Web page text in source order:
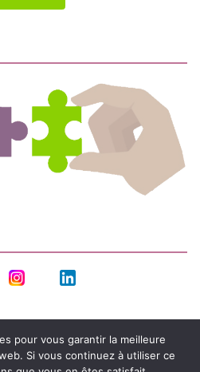
pour vous garantir la meilleure
Si vous continuez à utiliser ce